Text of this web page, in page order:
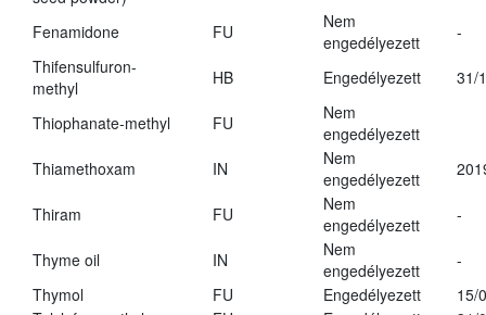
Fenamidone FU
Nem
engedélyezett
-
Thifensulfuron-
methyl
HB Engedélyezett 31/
Thiophanate-methyl FU
Nem
engedélyezett
Thiamethoxam
IN
Nem
engedélyezett
Thiram FU
Nem
engedélyezett
-
Thyme oil IN
Nem
engedélyezett
-
Thymol
FU Engedélyezett
15/